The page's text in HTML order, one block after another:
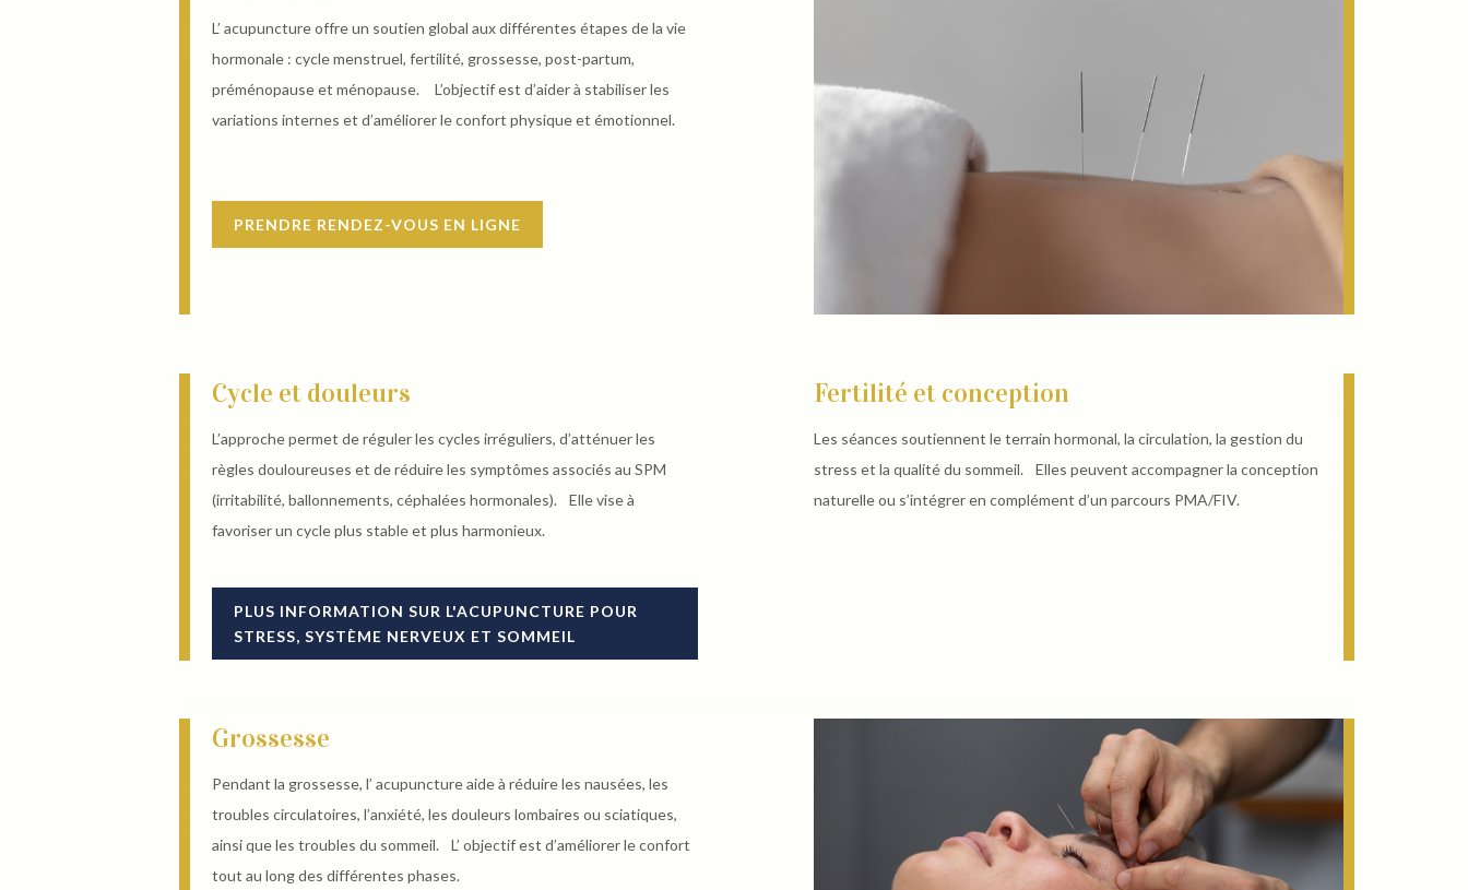
L’ acupuncture offre un soutien global aux différentes étapes de la vie
hormonale : cycle menstruel, fertilité, grossesse, post-partum,
préménopause et ménopause. L’objectif est d’aider à stabiliser les
variations internes et d’améliorer le confort physique et émotionnel.
PRENDRE RENDEZ-VOUS EN LIGNE
Cycle et douleurs
L’approche permet de réguler les cycles irréguliers, d’atténuer les
règles douloureuses et de réduire les symptômes associés au SPM
(irritabilité, ballonnements, céphalées hormonales). Elle vise à
favoriser un cycle plus stable et plus harmonieux.
PLUS INFORMATION SUR L'ACUPUNCTURE POUR
STRESS, SYSTÈME NERVEUX ET SOMMEIL
Fertilité et conception
Les séances soutiennent le terrain hormonal, la circulation, la gestion du
stress et la qualité du sommeil. Elles peuvent accompagner la conception
naturelle ou s’intégrer en complément d’un parcours PMA/FIV.
Grossesse
Pendant la grossesse, l’ acupuncture aide à réduire les nausées, les
troubles circulatoires, l’anxiété, les douleurs lombaires ou sciatiques,
ainsi que les troubles du sommeil. L’ objectif est d’améliorer le confort
tout au long des différentes phases.